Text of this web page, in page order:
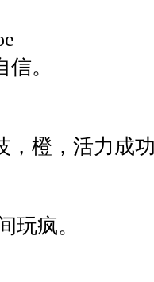
。
橙，活力成
疯。